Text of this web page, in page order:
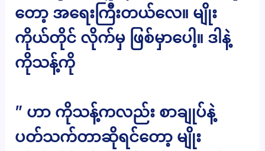
တော့ အရေးကြီးတယ်လေ။ မျိုး
ကိုယ်တိုင် လိုက်မှ ဖြစ်မှာပေါ့။ ဒါနဲ့
ကိုသန့်ကို
” ဟာ ကိုသန့်ကလည်း စာချုပ်နဲ့
ပတ်သက်တာဆိုရင်တော့ မျိုး